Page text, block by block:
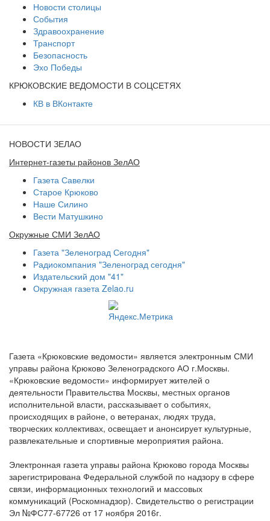
Новости столицы
События
Здравоохранение
Транспорт
Безопасность
Эхо Победы
КРЮКОВСКИЕ ВЕДОМОСТИ В СОЦСЕТЯХ
КВ в ВКонтакте
НОВОСТИ ЗЕЛАО
Интернет-газеты районов ЗелАО
Газета Савелки
Старое Крюково
Наше Силино
Вести Матушкино
Окружные СМИ ЗелАО
Газета "Зеленоград Сегодня"
Радиокомпания "Зеленоград сегодня"
Издательский дом "41"
Окружная газета Zelao.ru
Газета «Крюковские ведомости» является электронным СМИ
управы района Крюково Зеленоградского АО г.Москвы.
«Крюковские ведомости» информирует жителей о
деятельности Правительства Москвы, местных органов
исполнительной власти, рассказывает о событиях,
происходящих в районе, о ветеранах, людях труда,
творческих коллективах, освещает и анонсирует культурные,
развлекательные и спортивные мероприятия района.
Электронная газета управы района Крюково города Москвы
зарегистрирована Федеральной службой по надзору в сфере
связи, информационных технологий и массовых
коммуникаций (Роскомнадзор). Свидетельство о регистрации
Эл №ФС77-67726 от 17 ноября 2016г.